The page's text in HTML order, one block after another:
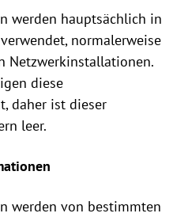
werden hauptsächlich in
normalerweise
Netzwerkinstallationen.
diese
daher ist dieser
leer.
werden von bestimmten